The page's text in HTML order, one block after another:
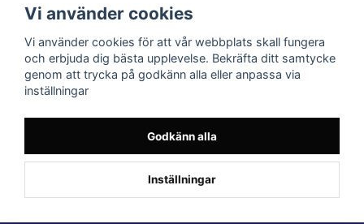
SE559163197201
060-566 800
info@filter.se
559163-1972
© 2023 Filter.se, All rights reserved.
Vi använder cookies
Vi använder cookies för att vår webbplats skall fungera
och erbjuda dig bästa upplevelse. Bekräfta ditt samtycke
genom att trycka på godkänn alla eller anpassa via
inställningar
Godkänn alla
Inställningar